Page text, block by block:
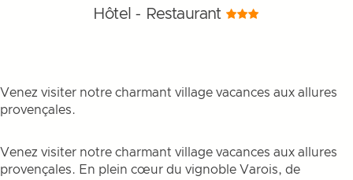
Hôtel - Restaurant
Venez visiter notre charmant village vacances aux allures
provençales.
Venez visiter notre charmant village vacances aux allures
provençales. En plein cœur du vignoble Varois, de